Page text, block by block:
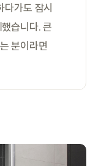
가도 잠시
습니다. 큰
분이라면